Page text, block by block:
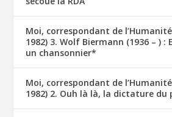
Moi, correspondant de l’Humanité
1982) 3. Wolf Biermann (1936 – ) :
un chansonnier*
Moi, correspondant de l’Humanité
1982) 2. Ouh là là, la dictature